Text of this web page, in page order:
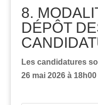
8.
DÉPÔT
Les candidatures
26 mai 2026 à 18h00